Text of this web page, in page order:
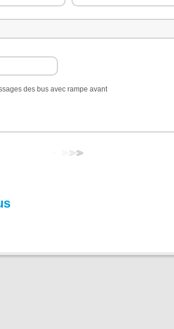
des bus avec rampe avant